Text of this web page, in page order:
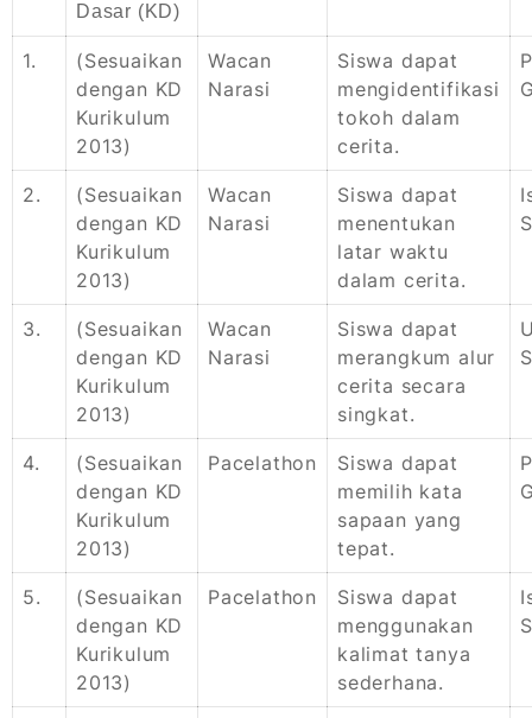
Dasar (KD)
1.
(Sesuaikan
dengan KD
Kurikulum
2013)
Wacan
Narasi
Siswa dapat
mengidentifikasi
tokoh dalam
cerita.
2.
(Sesuaikan
dengan KD
Kurikulum
2013)
Wacan
Narasi
Siswa dapat
menentukan
latar waktu
dalam cerita.
3.
(Sesuaikan
dengan KD
Kurikulum
2013)
Wacan
Narasi
Siswa dapat
merangkum alur
cerita secara
singkat.
4.
(Sesuaikan
dengan KD
Kurikulum
2013)
Pacelathon
Siswa dapat
memilih kata
sapaan yang
tepat.
5.
(Sesuaikan
dengan KD
Kurikulum
2013)
Pacelathon
Siswa dapat
menggunakan
kalimat tanya
sederhana.